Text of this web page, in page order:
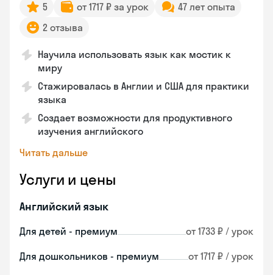
5 от 1717 ₽ за урок
47 лет опыта
2 отзыва
Научила использовать язык как мостик к
миру
Стажировалась в Англии и США для практики
языка
Создает возможности для продуктивного
изучения английского
Читать дальше
Услуги и цены
Английский язык
Для детей - премиум от 1733 ₽ / урок
Для дошкольников - премиум от 1717 ₽ / урок